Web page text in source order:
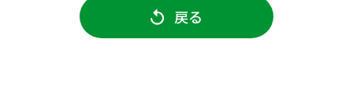
戻る